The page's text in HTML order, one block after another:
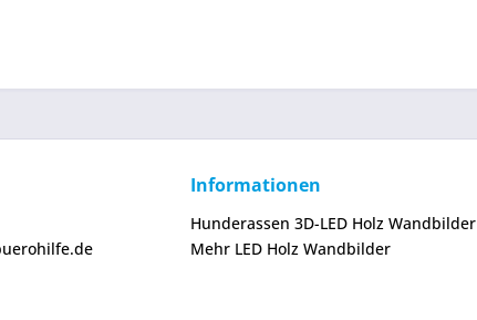
Informationen
Hunderassen 3D-LED Holz Wandbilder
Mehr LED Holz Wandbilder